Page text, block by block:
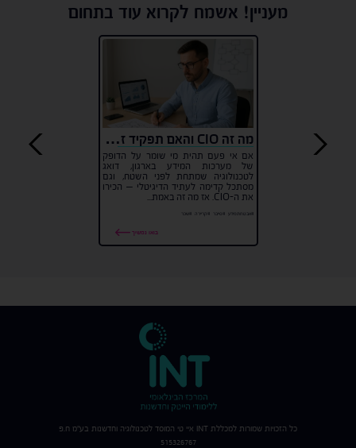
מעניין! אשמח לקרוא עוד בתחום
מה זה CIO והאם תפקיד זה מתאים לי?
אם אי פעם תהית מי שומר על הדופק
של מערכות המידע בארגון, דואג
לטכנולוגיה שמתחת לפני השטח, וגם
מסתכל קדימה לעתיד הדיגיטלי – הכירו
את ה-CIO. אז מה זה באמת...
#אבטחתמידע #סייבר #קריירה #שכר
בואו נמשיך
כל הזכויות שמורות למכללת INT איי טי המוסד לטכנולוגיה וחדשנות בע"מ ח.פ
515326767